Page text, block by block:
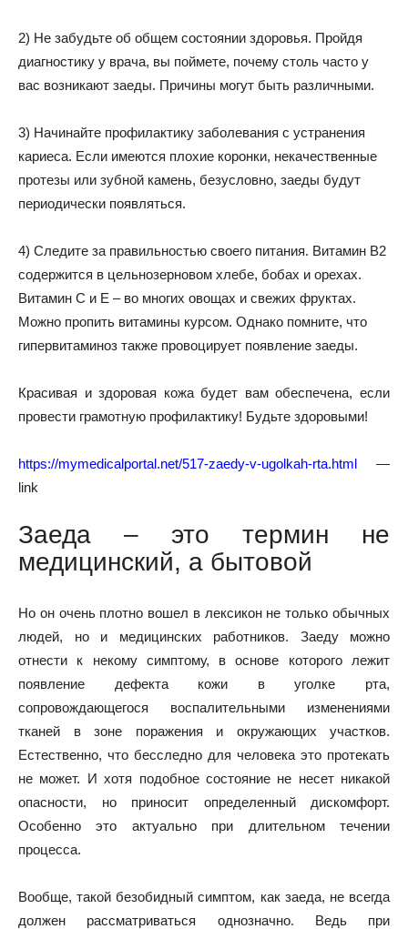
2) Не забудьте об общем состоянии здоровья. Пройдя
диагностику у врача, вы поймете, почему столь часто у
вас возникают заеды. Причины могут быть различными.
3) Начинайте профилактику заболевания с устранения
кариеса. Если имеются плохие коронки, некачественные
протезы или зубной камень, безусловно, заеды будут
периодически появляться.
4) Следите за правильностью своего питания. Витамин В2
содержится в цельнозерновом хлебе, бобах и орехах.
Витамин С и Е – во многих овощах и свежих фруктах.
Можно пропить витамины курсом. Однако помните, что
гипервитаминоз также провоцирует появление заеды.
Красивая и здоровая кожа будет вам обеспечена, если
провести грамотную профилактику! Будьте здоровыми!
https://mymedicalportal.net/517-zaedy-v-ugolkah-rta.html —
link
Заеда – это термин не
медицинский, а бытовой
Но он очень плотно вошел в лексикон не только обычных
людей, но и медицинских работников. Заеду можно
отнести к некому симптому, в основе которого лежит
появление дефекта кожи в уголке рта,
сопровождающегося воспалительными изменениями
тканей в зоне поражения и окружающих участков.
Естественно, что бесследно для человека это протекать
не может. И хотя подобное состояние не несет никакой
опасности, но приносит определенный дискомфорт.
Особенно это актуально при длительном течении
процесса.
Вообще, такой безобидный симптом, как заеда, не всегда
должен рассматриваться однозначно. Ведь при